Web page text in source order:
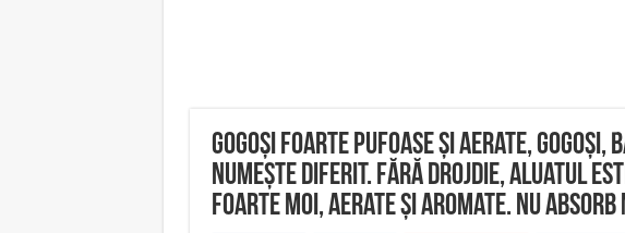
Gogoși foarte pufoase și aerate, gogoși,
numește diferit. Fără drojdie, aluatul
foarte moi, aerate și aromate. Nu absorb